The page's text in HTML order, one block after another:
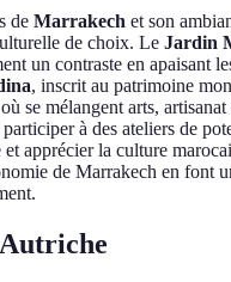
de Marrakech et son
de choix. Le Jardin
un contraste en apaisant
, inscrit au patrimoine
se mélangent arts,
à des ateliers de
apprécier la culture
de Marrakech en font